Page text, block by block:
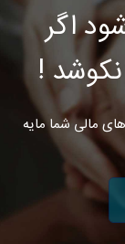
اگر
!
مالی شما مایه